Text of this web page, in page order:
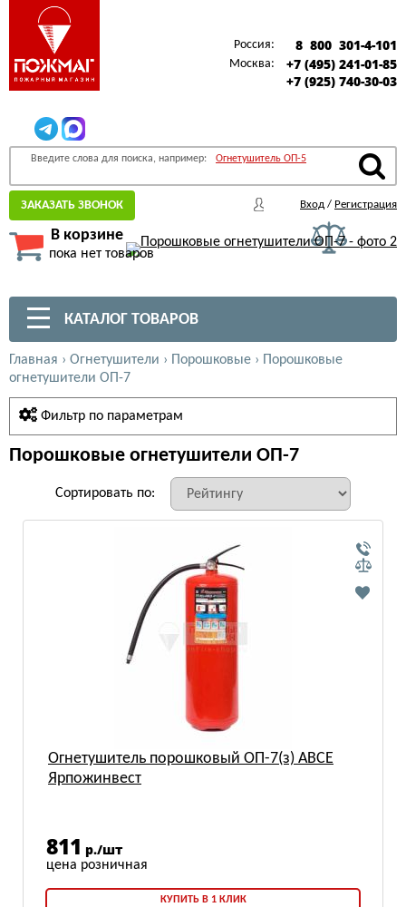
Россия: 8 800 301-4-101
Москва:
+7 (495) 241-01-85
+7 (925) 740-30-03
Введите слова для поиска, например: Огнетушитель ОП-5
ЗАКАЗАТЬ ЗВОНОК Вход / Регистрация
В корзине
пока нет товаров
КАТАЛОГ ТОВАРОВ
Главная › Огнетушители › Порошковые ›
Порошковые
огнетушители ОП-7
Фильтр по параметрам
Порошковые огнетушители ОП-7
Сортировать по:
Огнетушитель порошковый ОП-7(з) АВСЕ
Ярпожинвест
811 р./шт
КУПИТЬ В 1 КЛИК